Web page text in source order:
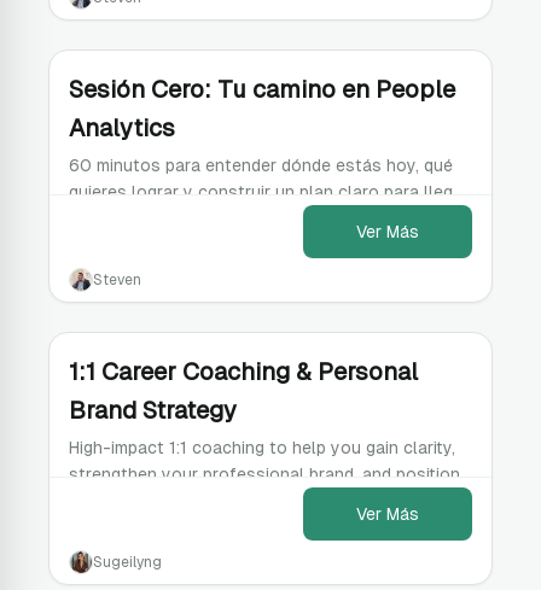
Sesión Cero: Tu camino en People
Analytics
60 minutos para entender dónde estás hoy, qué
quieres lograr y construir un plan claro para llegar
Ver Más
Steven
1:1 Career Coaching & Personal
Brand Strategy
High-impact 1:1 coaching to help you gain clarity,
strengthen your professional brand, and position
yourself strategically in the job market.
Ver Más
Sugeilyng